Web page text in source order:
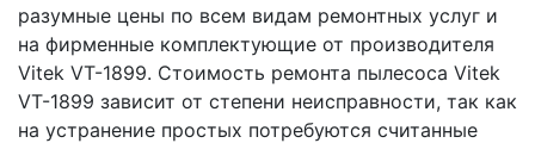
разумные цены по всем видам ремонтных услуг и
на фирменные комплектующие от производителя
Vitek VT-1899. Стоимость ремонта пылесоса Vitek
VT-1899 зависит от степени неисправности, так как
на устранение простых потребуются считанные